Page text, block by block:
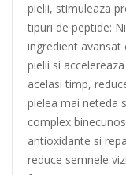
pielii, stimuleaza
tipuri de peptide:
ingredient avansat
pielii si
acelasi timp,
pielea mai neteda
complex
antioxidante si
reduce semnele